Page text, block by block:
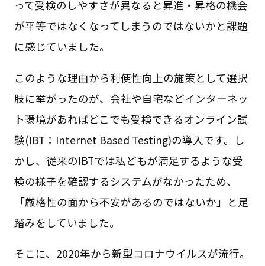
って受検のしやすさが異なると昇進・昇格の機会
が平等ではなくなってしまうのではないかと課題
に感じていました。
このような理由から利便性向上の施策として選択
肢に挙がったのが、会社や自宅などインターネッ
ト環境があればどこでも受検できるオンライン試
験(IBT：Internet Based Testing)の導入です。し
かし、従来のIBTでは私どもが満足するような受
検の様子を確認するシステムがなかったため、
「厳格性の面から不安があるのではないか」と足
踏みをしていました。
そこに、2020年から新型コロナウイルスが流行。